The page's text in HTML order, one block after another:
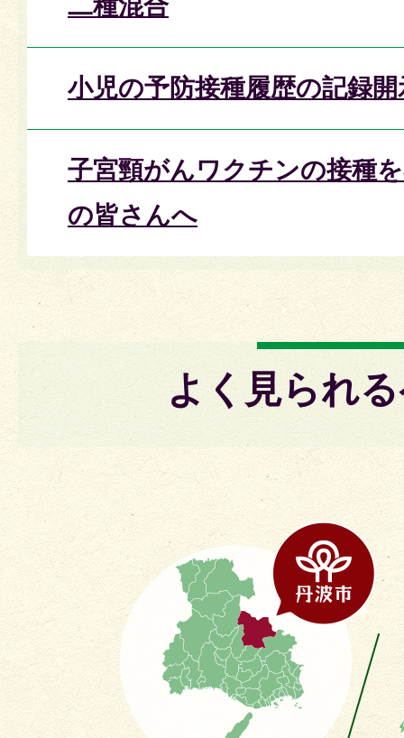
二種混合
小児の予防接種履歴の記録開
子宮頸がんワクチンの接種
の皆さんへ
よく見られ